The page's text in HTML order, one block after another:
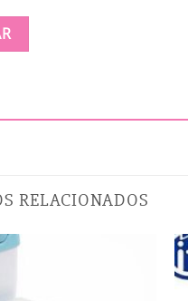
RELACIONADOS